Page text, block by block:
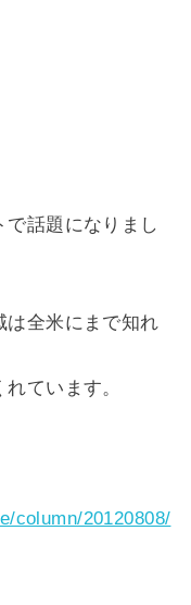
話題になりまし
は全米にまで知れ
ています。
column/20120808/